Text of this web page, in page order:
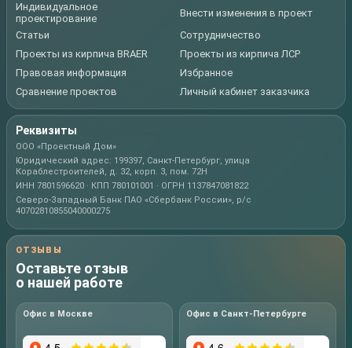
Индивидуальное
проектирование
Внести изменения в проект
Статьи
Сотрудничество
Проекты из кирпича BRAER
Проекты из кирпича ЛСР
Правовая информация
Избранное
Сравнение проектов
Личный кабинет заказчика
Реквизиты
ООО «Проектный Дом»
Юридический адрес: 199397, Санкт-Петербург, улица
Кораблестроителей, д. 32, корп. 3, пом. 72Н
ИНН 7801596620 · КПП 780101001 · ОГРН 1137847081822
Северо-Западный Банк ПАО «Сбербанк России», р/с
40702810855040000275
ОТЗЫВЫ
Оставьте отзыв
о нашей работе
Офис в Москве Офис в Санкт-Петербурге